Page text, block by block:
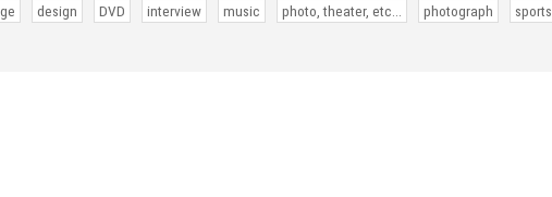
design DVD interview music photo, theater, etc... photograph sports